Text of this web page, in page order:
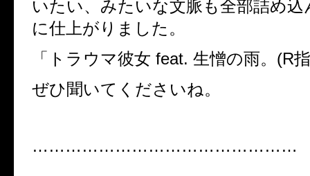
いたい、みたいな文脈も全部詰め込
に仕上がりました。
「トラウマ彼女 feat. 生憎の雨。 (R
ぜひ聞いてくださいね。
…………………………………………